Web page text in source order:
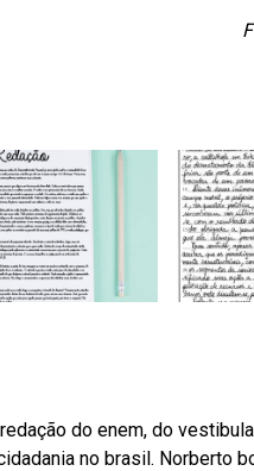
do enem, do
no brasil. Norberto